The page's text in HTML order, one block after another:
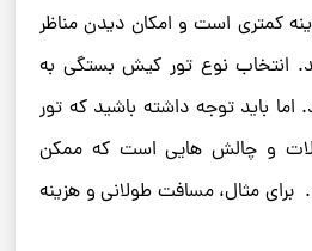
کمتری است و امکان دیدن مناظر
انتخاب نوع تور کیش بستگی به
باید توجه داشته باشید که تور
و چالش ‌هایی است که ممکن
مثال، مسافت طولانی و هزینه